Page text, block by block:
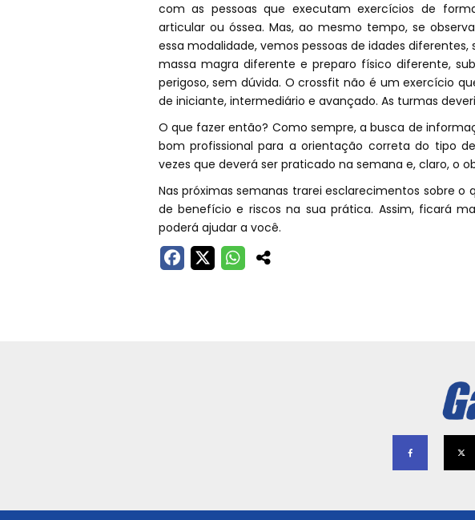
com as pessoas que executam exercícios de
articular ou óssea. Mas, ao mesmo tempo, se
essa modalidade, vemos pessoas de idades
massa magra diferente e preparo físico diferente,
perigoso, sem dúvida. O crossfit não é um exercício
de iniciante, intermediário e avançado. As turmas
O que fazer então? Como sempre, a busca de
bom profissional para a orientação correta do tipo
vezes que deverá ser praticado na semana e, claro, o
Nas próximas semanas trarei esclarecimentos sobre
de benefício e riscos na sua prática. Assim, ficará
poderá ajudar a você.